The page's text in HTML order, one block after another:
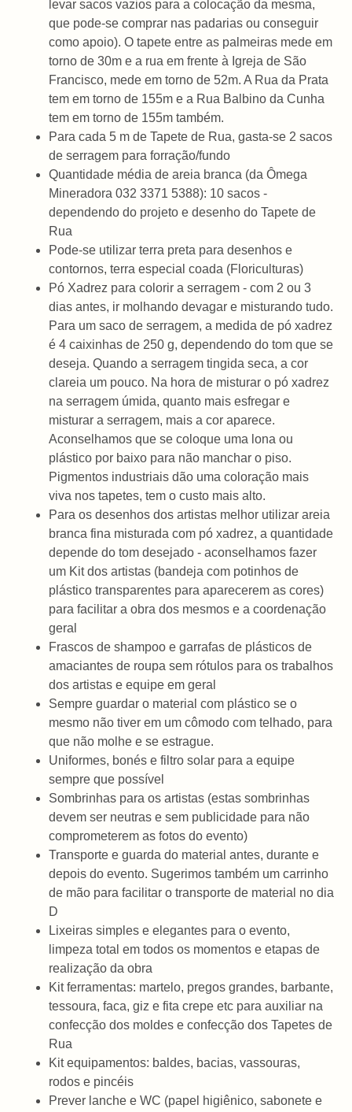
levar sacos vazios para a colocação da mesma,
que pode-se comprar nas padarias ou conseguir
como apoio). O tapete entre as palmeiras mede em
torno de 30m e a rua em frente à Igreja de São
Francisco, mede em torno de 52m. A Rua da Prata
tem em torno de 155m e a Rua Balbino da Cunha
tem em torno de 155m também.
Para cada 5 m de Tapete de Rua, gasta-se 2 sacos
de serragem para forração/fundo
Quantidade média de areia branca (da Ômega
Mineradora 032 3371 5388): 10 sacos -
dependendo do projeto e desenho do Tapete de
Rua
Pode-se utilizar terra preta para desenhos e
contornos, terra especial coada (Floriculturas)
Pó Xadrez para colorir a serragem - com 2 ou 3
dias antes, ir molhando devagar e misturando tudo.
Para um saco de serragem, a medida de pó xadrez
é 4 caixinhas de 250 g, dependendo do tom que se
deseja. Quando a serragem tingida seca, a cor
clareia um pouco. Na hora de misturar o pó xadrez
na serragem úmida, quanto mais esfregar e
misturar a serragem, mais a cor aparece.
Aconselhamos que se coloque uma lona ou
plástico por baixo para não manchar o piso.
Pigmentos industriais dão uma coloração mais
viva nos tapetes, tem o custo mais alto.
Para os desenhos dos artistas melhor utilizar areia
branca fina misturada com pó xadrez, a quantidade
depende do tom desejado - aconselhamos fazer
um Kit dos artistas (bandeja com potinhos de
plástico transparentes para aparecerem as cores)
para facilitar a obra dos mesmos e a coordenação
geral
Frascos de shampoo e garrafas de plásticos de
amaciantes de roupa sem rótulos para os trabalhos
dos artistas e equipe em geral
Sempre guardar o material com plástico se o
mesmo não tiver em um cômodo com telhado, para
que não molhe e se estrague.
Uniformes, bonés e filtro solar para a equipe
sempre que possível
Sombrinhas para os artistas (estas sombrinhas
devem ser neutras e sem publicidade para não
comprometerem as fotos do evento)
Transporte e guarda do material antes, durante e
depois do evento. Sugerimos também um carrinho
de mão para facilitar o transporte de material no dia
D
Lixeiras simples e elegantes para o evento,
limpeza total em todos os momentos e etapas de
realização da obra
Kit ferramentas: martelo, pregos grandes, barbante,
tessoura, faca, giz e fita crepe etc para auxiliar na
confecção dos moldes e confecção dos Tapetes de
Rua
Kit equipamentos: baldes, bacias, vassouras,
rodos e pincéis
Prever lanche e WC (papel higiênico, sabonete e